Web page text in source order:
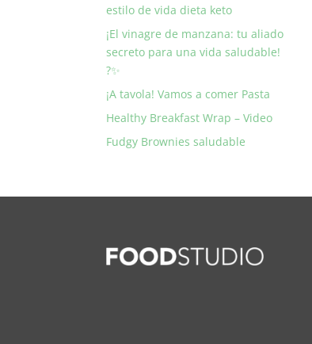
estilo de vida dieta keto
¡El vinagre de manzana: tu aliado
secreto para una vida saludable!
?✨
¡A tavola! Vamos a comer Pasta
Healthy Breakfast Wrap – Video
Fudgy Brownies saludable